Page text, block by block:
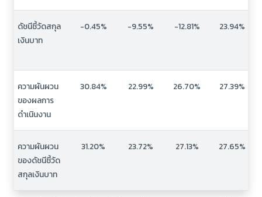
ดัชนีชี้วัดสกุล
เงินบาท
-0.45% -9.55% -12.81% 23.94%
ความผันผวน
ของผลการ
ดำเนินงาน
30.84% 22.99% 26.70% 27.39%
ความผันผวน
ของดัชนีชี้วัด
สกุลเงินบาท
31.20% 23.72% 27.13% 27.65%